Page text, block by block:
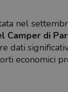
nel
Camper di
dati
economici